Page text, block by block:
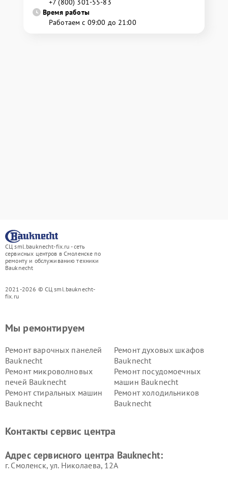
+7 (800) 301-55-83
Время работы
Работаем с 09:00 до 21:00
СЦ sml.bauknecht-fix.ru - сеть
сервисных центров в Смоленске по
ремонту и обслуживанию техники
Bauknecht
2021-2026 © СЦ sml.bauknecht-
fix.ru
Мы ремонтируем
Ремонт варочных панелей
Bauknecht
Ремонт духовых шкафов
Bauknecht
Ремонт микроволновых
печей Bauknecht
Ремонт посудомоечных
машин Bauknecht
Ремонт стиральных машин
Bauknecht
Ремонт холодильников
Bauknecht
Контакты сервис центра
Адрес сервисного центра Bauknecht:
г. Смоленск, ул. Николаева, 12А